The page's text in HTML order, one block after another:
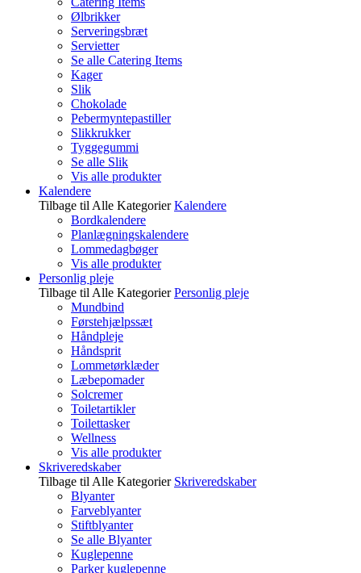
Ølbrikker
Serveringsbræt
Servietter
Se alle Catering Items
Kager
Slik
Chokolade
Pebermyntepastiller
Slikkrukker
Tyggegummi
Se alle Slik
Vis alle produkter
Kalendere
Tilbage til Alle Kategorier Kalendere
Bordkalendere
Planlægningskalendere
Lommedagbøger
Vis alle produkter
Personlig pleje
Tilbage til Alle Kategorier Personlig pleje
Mundbind
Førstehjælpssæt
Håndpleje
Håndsprit
Lommetørklæder
Læbepomader
Solcremer
Toiletartikler
Toilettasker
Wellness
Vis alle produkter
Skriveredskaber
Tilbage til Alle Kategorier Skriveredskaber
Blyanter
Farveblyanter
Stiftblyanter
Se alle Blyanter
Kuglepenne
Parker kuglepenne